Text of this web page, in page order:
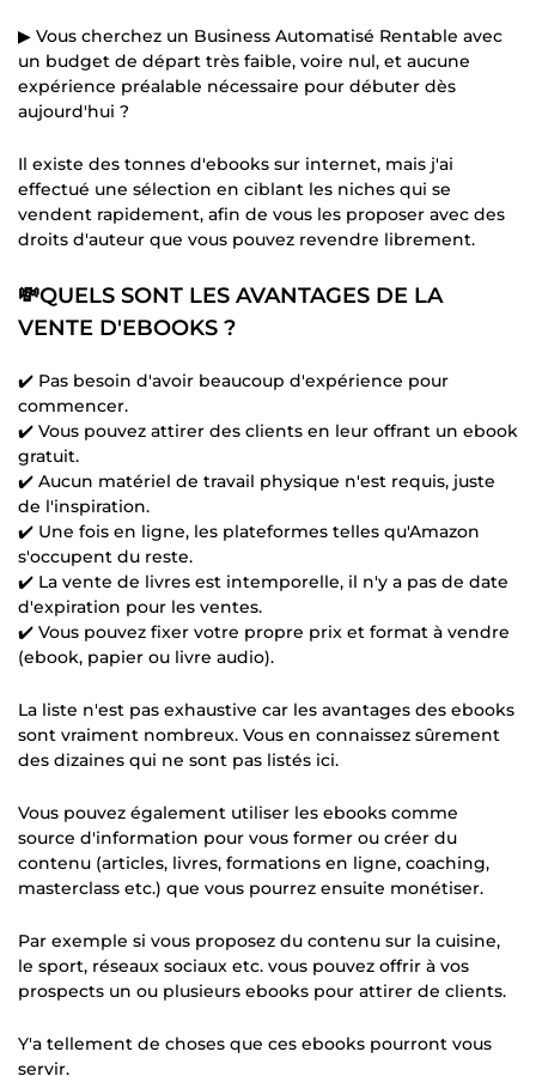
▶ Vous cherchez un Business Automatisé Rentable avec
un budget de départ très faible, voire nul, et aucune
expérience préalable nécessaire pour débuter dès
aujourd'hui ?
Il existe des tonnes d'ebooks sur internet, mais j'ai
effectué une sélection en ciblant les niches qui se
vendent rapidement, afin de vous les proposer avec des
droits d'auteur que vous pouvez revendre librement.
💸QUELS SONT LES AVANTAGES DE LA
VENTE D'EBOOKS ?
✔️ Pas besoin d'avoir beaucoup d'expérience pour
commencer.
✔️ Vous pouvez attirer des clients en leur offrant un ebook
gratuit.
✔️ Aucun matériel de travail physique n'est requis, juste
de l'inspiration.
✔️ Une fois en ligne, les plateformes telles qu'Amazon
s'occupent du reste.
✔️ La vente de livres est intemporelle, il n'y a pas de date
d'expiration pour les ventes.
✔️ Vous pouvez fixer votre propre prix et format à vendre
(ebook, papier ou livre audio).
La liste n'est pas exhaustive car les avantages des ebooks
sont vraiment nombreux. Vous en connaissez sûrement
des dizaines qui ne sont pas listés ici.
Vous pouvez également utiliser les ebooks comme
source d'information pour vous former ou créer du
contenu (articles, livres, formations en ligne, coaching,
masterclass etc.) que vous pourrez ensuite monétiser.
Par exemple si vous proposez du contenu sur la cuisine,
le sport, réseaux sociaux etc. vous pouvez offrir à vos
prospects un ou plusieurs ebooks pour attirer de clients.
Y'a tellement de choses que ces ebooks pourront vous
servir.